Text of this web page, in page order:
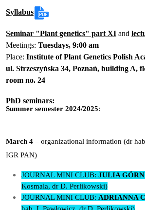
Syllabus
Seminar "Plant genetics" part XI and
Meetings: Tuesdays, 9:00 am
Place: Institute of Plant Genetics Polish
ul. Strzeszyńska 34, Poznań, building A,
room no. 24
PhD seminars:
Summer semester 2024/2025:
March 4 – organizational information (dr
IGR PAN)
JOURNAL MINI CLUB: JULIA
Kosmala, dr D. Perlikowski)
JOURNAL MINI CLUB: ADRIANNA